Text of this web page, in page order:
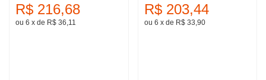
R$ 216,68
ou 6 x de R$ 36,11
R$ 203,44
ou 6 xde R$ 33,90